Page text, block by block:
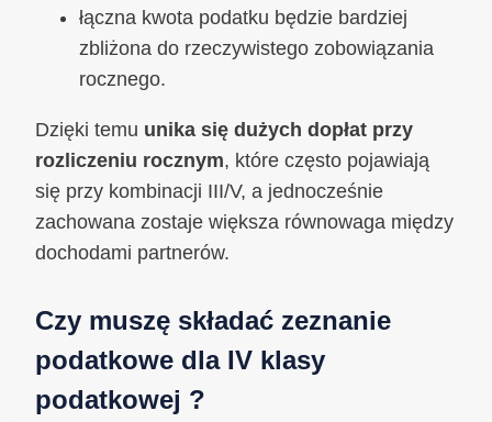
łączna kwota podatku będzie bardziej
zbliżona do rzeczywistego zobowiązania
rocznego.
Dzięki temu unika się dużych dopłat przy
rozliczeniu rocznym, które często pojawiają
się przy kombinacji III/V, a jednocześnie
zachowana zostaje większa równowaga między
dochodami partnerów.
Czy muszę składać zeznanie
podatkowe dla IV klasy
podatkowej ?